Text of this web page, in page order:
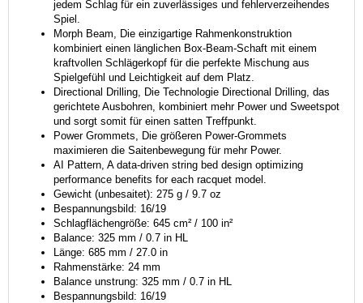
jedem Schlag für ein zuverlässiges und fehlerverzeihendes
Spiel.
Morph Beam, Die einzigartige Rahmenkonstruktion
kombiniert einen länglichen Box-Beam-Schaft mit einem
kraftvollen Schlägerkopf für die perfekte Mischung aus
Spielgefühl und Leichtigkeit auf dem Platz.
Directional Drilling, Die Technologie Directional Drilling, das
gerichtete Ausbohren, kombiniert mehr Power und Sweetspot
und sorgt somit für einen satten Treffpunkt.
Power Grommets, Die größeren Power-Grommets
maximieren die Saitenbewegung für mehr Power.
AI Pattern, A data-driven string bed design optimizing
performance benefits for each racquet model.
Gewicht (unbesaitet): 275 g / 9.7 oz
Bespannungsbild: 16/19
Schlagflächengröße: 645 cm² / 100 in²
Balance: 325 mm / 0.7 in HL
Länge: 685 mm / 27.0 in
Rahmenstärke: 24 mm
Balance unstrung: 325 mm / 0.7 in HL
Bespannungsbild: 16/19